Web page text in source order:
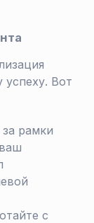
Вот
рамки
с